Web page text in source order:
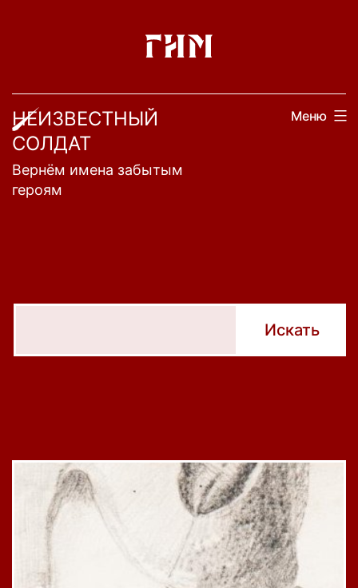
НЕИЗВЕСТНЫЙ
СОЛДАТ
Вернём имена забытым
героям
Меню